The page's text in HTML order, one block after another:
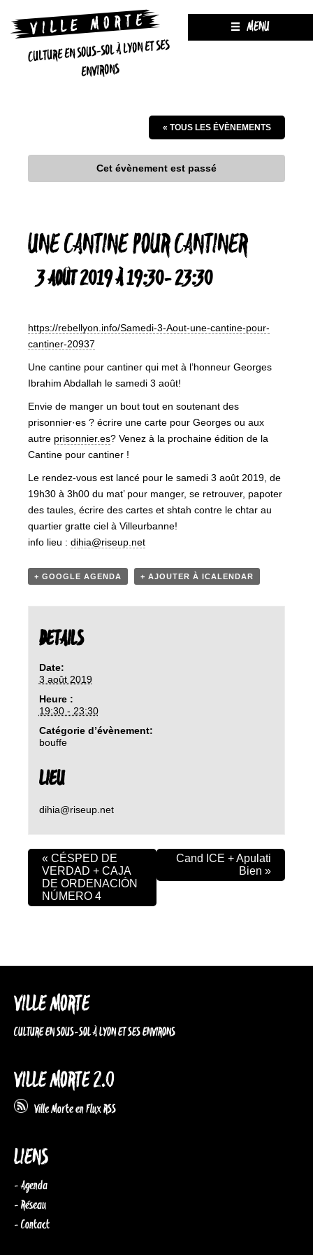
CULTURE EN SOUS-SOL À LYON ET SES
ENVIRONS
MENU
« TOUS LES ÉVÈNEMENTS
Cet évènement est passé
UNE CANTINE POUR CANTINER
3 AOÛT 2019 À 19:30-23:30
https://rebellyon.info/Samedi-3-Aout-une-cantine-pour-
cantiner-20937
Une cantine pour cantiner qui met à l’honneur Georges
Ibrahim Abdallah le samedi 3 août!
Envie de manger un bout tout en soutenant des
prisonnier·es ? écrire une carte pour Georges ou aux
autre prisonnier.es? Venez à la prochaine édition de la
Cantine pour cantiner !
Le rendez-vous est lancé pour le samedi 3 août 2019, de
19h30 à 3h00 du mat’ pour manger, se retrouver, papoter
des taules, écrire des cartes et shtah contre le chtar au
quartier gratte ciel à Villeurbanne!
info lieu : dihia@riseup.net
+ GOOGLE AGENDA + AJOUTER À ICALENDAR
DETAILS
Date:
3 août 2019
Heure :
19:30 - 23:30
Catégorie d’évènement:
bouffe
LIEU
dihia@riseup.net
« CÉSPED DE
VERDAD + CAJA
DE ORDENACIÓN
NÚMERO 4
Cand ICE + Apulati
Bien »
VILLE MORTE
CULTURE EN SOUS-SOL À LYON ET SES ENVIRONS
VILLE MORTE 2.0
Ville Morte en Flux RSS
LIENS
- Agenda
- Réseau
- Contact